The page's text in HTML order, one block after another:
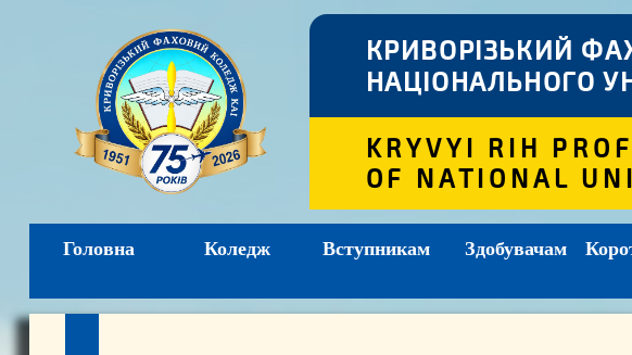
КРИВОРІЗЬКИЙ
НАЦІОНАЛЬНОГО
KRYVYI RIH
OF NATIONAL
Головна Коледж Вступникам Здобувачам